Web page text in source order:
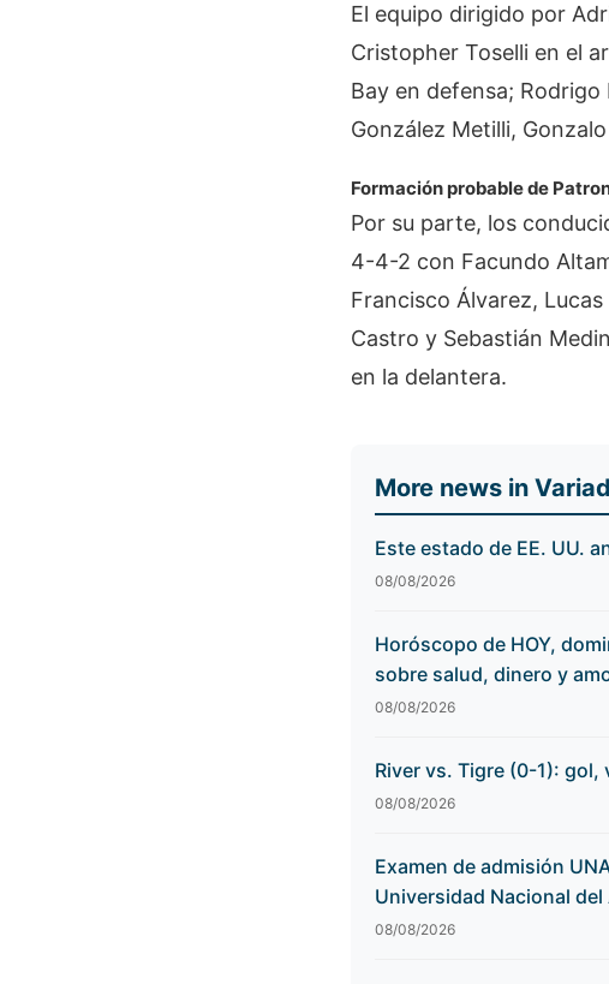
El equipo dirigido por
Cristopher Toselli en el
Bay en defensa;
González Metilli,
Formación probable de
Por su parte, los
4-4-2 con Facundo
Francisco Álvarez,
Castro y Sebastián
en la delantera.
More news in
Este estado de EE. UU.
08/08/2026
Horóscopo de HOY,
sobre salud, dinero y
08/08/2026
River vs. Tigre (0-1): gol,
08/08/2026
Examen de admisión
Universidad Nacional
08/08/2026